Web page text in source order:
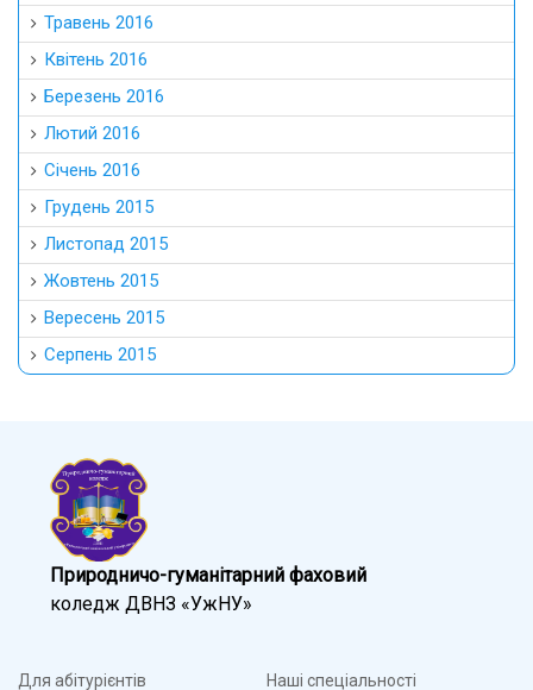
Травень 2016
Квітень 2016
Березень 2016
Лютий 2016
Січень 2016
Грудень 2015
Листопад 2015
Жовтень 2015
Вересень 2015
Серпень 2015
Природничо-гуманітарний фаховий
коледж ДВНЗ «УжНУ»
Для абітурієнтів Наші спеціальності